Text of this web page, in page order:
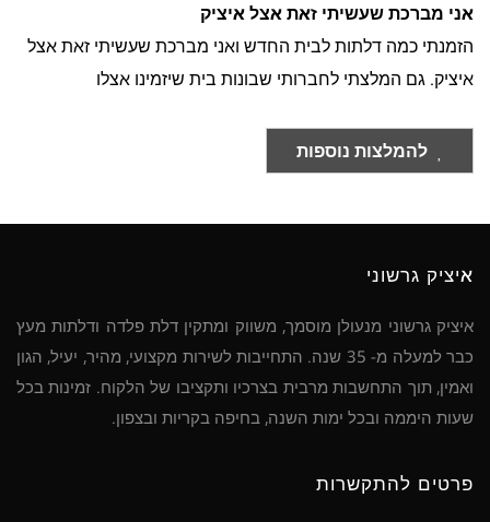
אני מברכת שעשיתי זאת אצל איציק
הזמנתי כמה דלתות לבית החדש ואני מברכת שעשיתי זאת אצל
איציק. גם המלצתי לחברותי שבונות בית שיזמינו אצלו
להמלצות נוספות
איציק גרשוני
איציק גרשוני מנעולן מוסמך, משווק ומתקין דלת פלדה ודלתות מעץ
כבר למעלה מ- 35 שנה. התחייבות לשירות מקצועי, מהיר, יעיל, הגון
ואמין, תוך התחשבות מרבית בצרכיו ותקציבו של הלקוח. זמינות בכל
שעות היממה ובכל ימות השנה, בחיפה בקריות ובצפון.
פרטים להתקשרות